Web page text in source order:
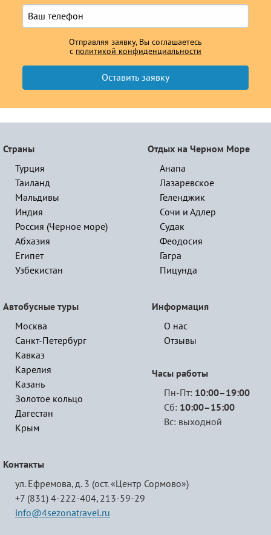
Отправляя заявку, Вы соглашаетесь
с политикой конфиденциальности
Страны
Турция
Таиланд
Мальдивы
Индия
Россия (Черное море)
Абхазия
Египет
Узбекистан
Отдых на Черном Море
Анапа
Лазаревское
Геленджик
Сочи и Адлер
Судак
Феодосия
Гагра
Пицунда
Автобусные туры
Москва
Санкт-Петербург
Кавказ
Карелия
Казань
Золотое кольцо
Дагестан
Крым
Информация
О нас
Отзывы
Часы работы
Пн-Пт: 10:00–19:00
Сб: 10:00–15:00
Вс: выходной
Контакты
ул. Ефремова, д. 3 (ост. «Центр Сормово»)
+7 (831) 4-222-404, 213-59-29
info@4sezonatravel.ru